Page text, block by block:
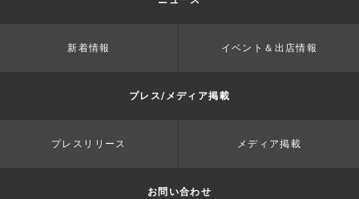
新着情報 イベント＆出店情報
プレス/メディア掲載
プレスリリース メディア掲載
お問い合わせ